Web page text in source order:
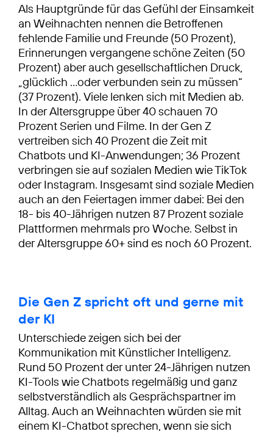
Als Hauptgründe für das Gefühl der Einsamkeit
an Weihnachten nennen die Betroffenen
fehlende Familie und Freunde (50 Prozent),
Erinnerungen vergangene schöne Zeiten (50
Prozent) aber auch gesellschaftlichen Druck,
„glücklich …oder verbunden sein zu müssen“
(37 Prozent). Viele lenken sich mit Medien ab.
In der Altersgruppe über 40 schauen 70
Prozent Serien und Filme. In der Gen Z
vertreiben sich 40 Prozent die Zeit mit
Chatbots und KI-Anwendungen; 36 Prozent
verbringen sie auf sozialen Medien wie TikTok
oder Instagram. Insgesamt sind soziale Medien
auch an den Feiertagen immer dabei: Bei den
18- bis 40-Jährigen nutzen 87 Prozent soziale
Plattformen mehrmals pro Woche. Selbst in
der Altersgruppe 60+ sind es noch 60 Prozent.
Die Gen Z spricht oft und gerne mit
der KI
Unterschiede zeigen sich bei der
Kommunikation mit Künstlicher Intelligenz.
Rund 50 Prozent der unter 24-Jährigen nutzen
KI-Tools wie Chatbots regelmäßig und ganz
selbstverständlich als Gesprächspartner im
Alltag. Auch an Weihnachten würden sie mit
einem KI-Chatbot sprechen, wenn sie sich